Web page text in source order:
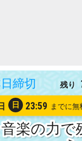
楽の力で
日 23:59
残り